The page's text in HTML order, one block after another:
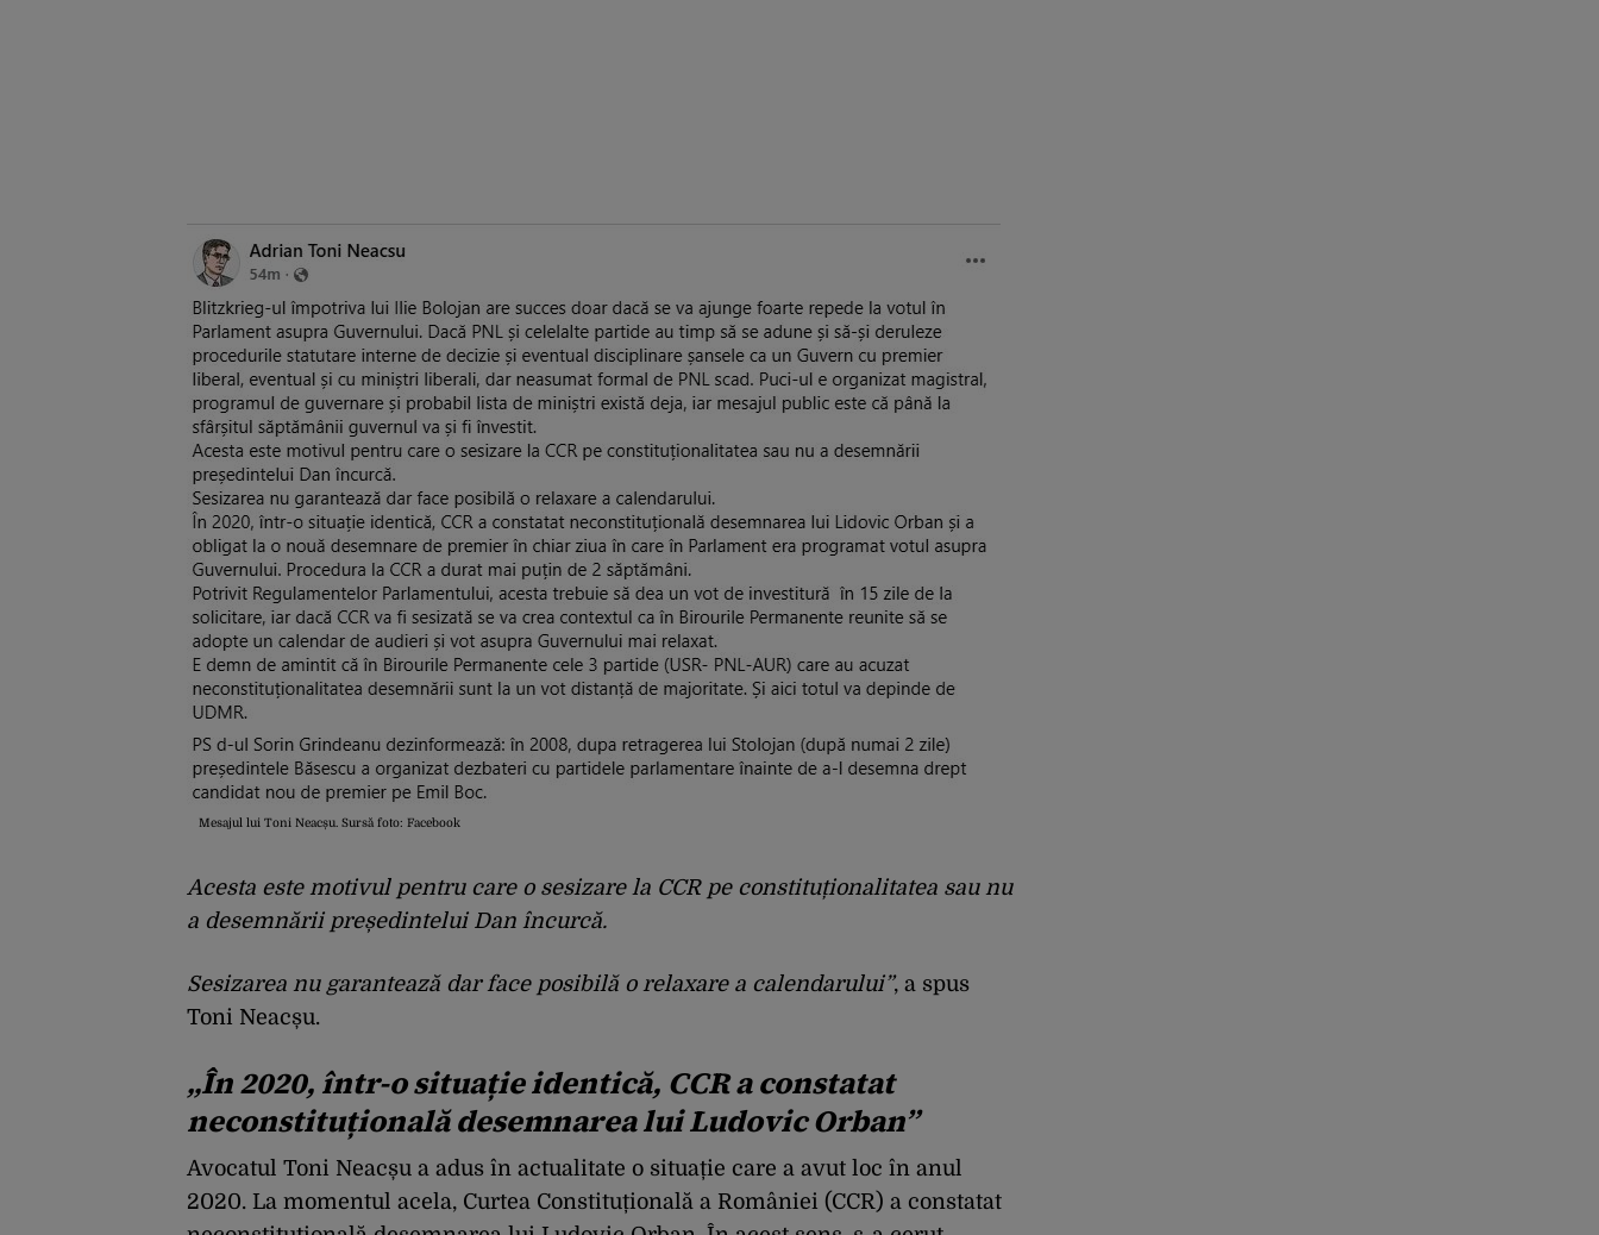
Mesajul lui Toni Neacșu. Sursă foto: Facebook
Acesta este motivul pentru care o sesizare la CCR pe constituționalitatea sau nu
a desemnării președintelui Dan încurcă.
Sesizarea nu garantează dar face posibilă o relaxare a calendarului”, a spus
Toni Neacșu.
„În 2020, într-o situație identică, CCR a constatat
neconstituțională desemnarea lui Ludovic Orban”
Avocatul Toni Neacșu a adus în actualitate o situație care a avut loc în anul
2020. La momentul acela, Curtea Constituțională a României (CCR) a constatat